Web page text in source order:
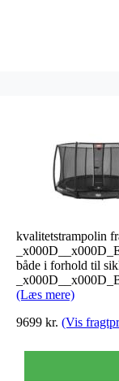
kvalitetstrampolin
både i forhold til
(Læs mere)
9699 kr. (Vis